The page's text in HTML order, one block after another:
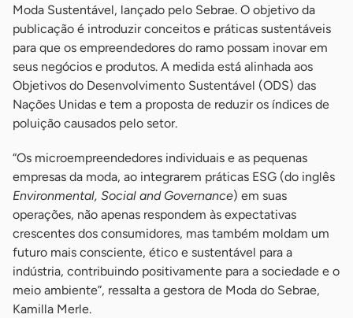
Moda Sustentável, lançado pelo Sebrae. O objetivo da
publicação é introduzir conceitos e práticas sustentáveis
para que os empreendedores do ramo possam inovar em
seus negócios e produtos. A medida está alinhada aos
Objetivos do Desenvolvimento Sustentável (ODS) das
Nações Unidas e tem a proposta de reduzir os índices de
poluição causados pelo setor.
“Os microempreendedores individuais e as pequenas
empresas da moda, ao integrarem práticas ESG (do inglês
Environmental, Social and Governance) em suas
operações, não apenas respondem às expectativas
crescentes dos consumidores, mas também moldam um
futuro mais consciente, ético e sustentável para a
indústria, contribuindo positivamente para a sociedade e o
meio ambiente”, ressalta a gestora de Moda do Sebrae,
Kamilla Merle.